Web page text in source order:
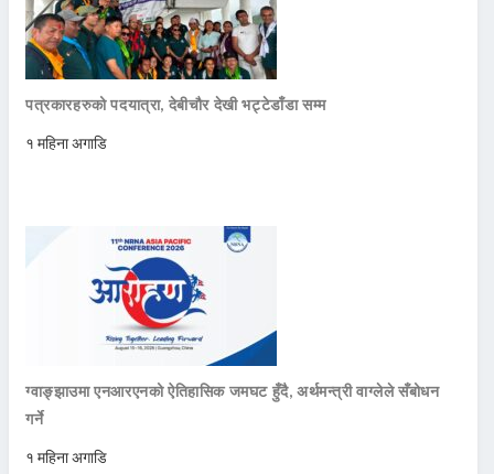
पत्रकारहरुको पदयात्रा, देबीचौर देखी भट्टेडाँडा सम्म
१ महिना अगाडि
ग्वाङ्झाउमा एनआरएनको ऐतिहासिक जमघट हुँदै, अर्थमन्त्री वाग्लेले सँबोधन
गर्ने
१ महिना अगाडि